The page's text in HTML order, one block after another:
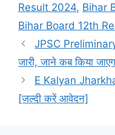
Result 2024, Bihar
Bihar Board 12th
JPSC Preliminary
जारी, जाने कब किया
E Kalyan
[जल्दी करें आवेदन]